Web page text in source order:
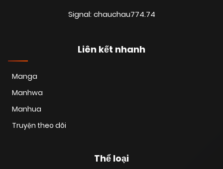
Signal: chauchau774.74
Liên kết nhanh
Manga
Manhwa
Manhua
Truyện theo dõi
Thể loại